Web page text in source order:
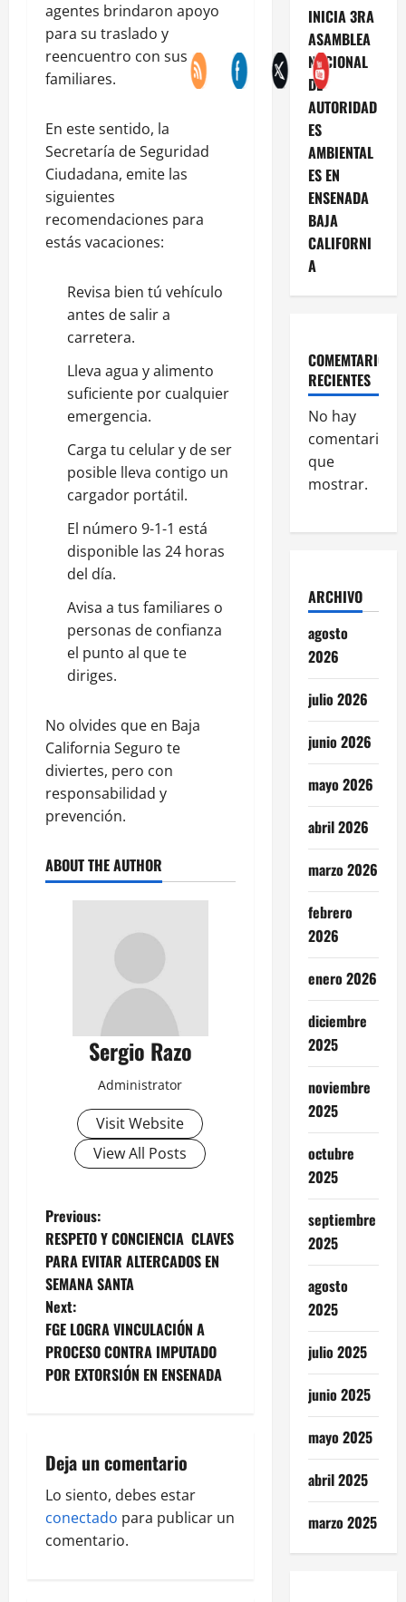
agentes brindaron apoyo
para su traslado y
reencuentro con sus
familiares.
En este sentido, la
Secretaría de Seguridad
Ciudadana, emite las
siguientes
recomendaciones para
estás vacaciones:
Revisa bien tú vehículo
antes de salir a
carretera.
Lleva agua y alimento
suficiente por cualquier
emergencia.
Carga tu celular y de ser
posible lleva contigo un
cargador portátil.
El número 9-1-1 está
disponible las 24 horas
del día.
Avisa a tus familiares o
personas de confianza
el punto al que te
diriges.
No olvides que en Baja
California Seguro te
diviertes, pero con
responsabilidad y
prevención.
ABOUT THE AUTHOR
Sergio Razo
Administrator
Visit Website
View All Posts
P
o
s
t
n
v
i
g
Previous:
RESPETO Y CONCIENCIA CLAVES
PARA EVITAR ALTERCADOS EN
SEMANA SANTA
Next:
FGE LOGRA VINCULACIÓN A
PROCESO CONTRA IMPUTADO
POR EXTORSIÓN EN ENSENADA
Deja un comentario
Lo siento, debes estar
conectado para publicar un
comentario.
INICIA 3RA
ASAMBLEA
NACIONAL
DE
AUTORIDAD
ES
AMBIENTAL
ES EN
ENSENADA
BAJA
CALIFORNI
A
COMEMTARIOS
RECIENTES
No hay
comentarios
que
mostrar.
ARCHIVO
agosto
2026
julio 2026
junio 2026
mayo 2026
abril 2026
marzo 2026
febrero
2026
enero 2026
diciembre
2025
noviembre
2025
octubre
2025
septiembre
2025
agosto
2025
julio 2025
junio 2025
mayo 2025
abril 2025
marzo 2025